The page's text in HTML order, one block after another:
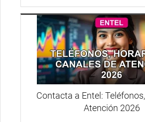
Contacta a Entel:
Atención 2026